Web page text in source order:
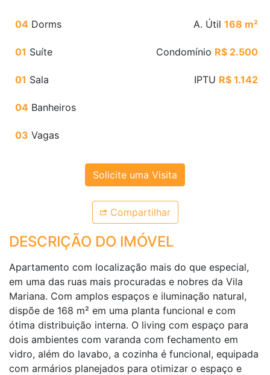
04 Dorms
01 Suíte
01 Sala
04 Banheiros
03 Vagas
A. Útil 168 m²
Condomínio R$ 2.500
IPTU R$ 1.142
Solicite uma Visita
Compartilhar
DESCRIÇÃO DO IMÓVEL
Apartamento com localização mais do que especial,
em uma das ruas mais procuradas e nobres da Vila
Mariana. Com amplos espaços e iluminação natural,
dispõe de 168 m² em uma planta funcional e com
ótima distribuição interna. O living com espaço para
dois ambientes com varanda com fechamento em
vidro, além do lavabo, a cozinha é funcional, equipada
com armários planejados para otimizar o espaço e